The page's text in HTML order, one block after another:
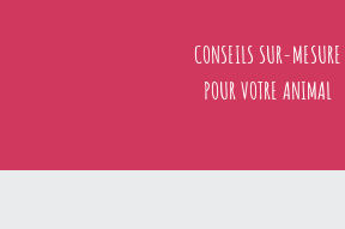
CONSEILS SUR-MESURE
POUR VOTRE ANIMAL